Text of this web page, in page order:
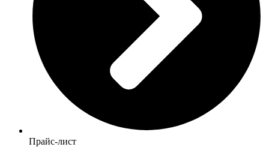
Прайс-лист